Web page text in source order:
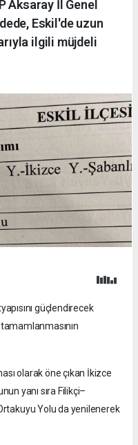
Aksaray İl Genel
Eskil'de uzun
ilgili müjdeli
güçlendirecek
olarak öne çıkan İkizce
yanı sıra Filikçi–
Yolu da yenilenerek